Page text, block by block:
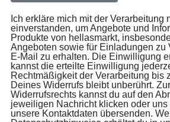
Ich erkläre mich mit der Verarbeitung
einverstanden, um Angebote und
Produkte von hellasmarkt,
Angeboten sowie für Einladungen zu
E-Mail zu erhalten. Die Einwilligung
kannst die erteilte Einwilligung
Rechtmäßigkeit der Verarbeitung bis
Deines Widerrufs bleibt unberührt.
Widerrufsrechts kannst du auf den
jeweiligen Nachricht klicken oder
unsere Kontaktdaten übersenden.